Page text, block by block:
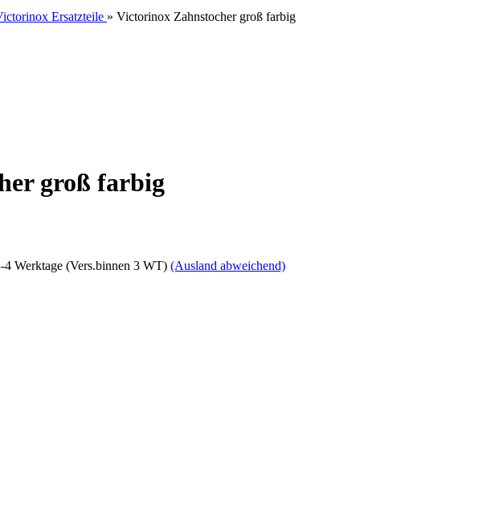
Ersatzteile » Victorinox Zahnstocher groß farbig
groß farbig
4 Werktage (Vers.binnen 3 WT) (Ausland abweichend)